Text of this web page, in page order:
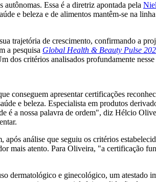
Essa é a diretriz apontada pela
e beleza e de alimentos mantêm-se na
trajetória de crescimento, confirmando a
a pesquisa Global Health & Beauty Pulse
dos critérios analisados profundamente
apresentar certificações
e beleza. Especialista em produtos
é a nossa palavra de ordem", diz Hélcio
análise que seguiu os critérios
mais atento. Para Oliveira, "a certificação
e ginecológico, um atestado